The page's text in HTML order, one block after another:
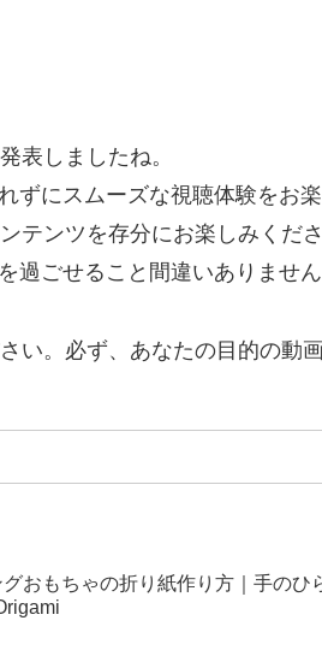
表しましたね。
ずにスムーズな視聴体験をお
テンツを存分にお楽しみくださ
過ごせること間違いありません
い。必ず、あなたの目的の動
おもちゃの折り紙作り方｜手のひ